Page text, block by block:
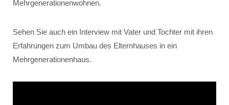
Mehrgenerationenwohnen.
Sehen Sie auch ein Interview mit Vater und Tochter mit ihren
Erfahrungen zum Umbau des Elternhauses in ein
Mehrgenerationenhaus.